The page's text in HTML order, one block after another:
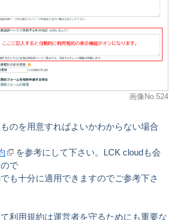
画像No.524
のを用意すればよいかわからない場合
を参考にして下さい。LCK cloudも会
で
も十分に適用できますのでご参考下さ
利用規約は運営者を守るためにも重要な